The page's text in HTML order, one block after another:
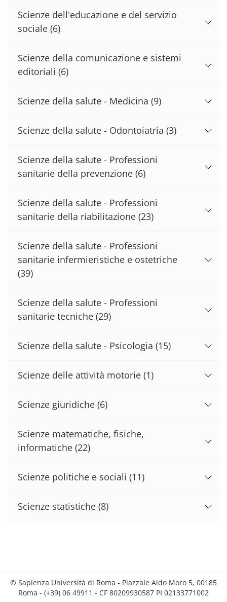
Scienze dell'educazione e del servizio
sociale (6)
Scienze della comunicazione e sistemi
editoriali (6)
Scienze della salute - Medicina (9)
Scienze della salute - Odontoiatria (3)
Scienze della salute - Professioni
sanitarie della prevenzione (6)
Scienze della salute - Professioni
sanitarie della riabilitazione (23)
Scienze della salute - Professioni
sanitarie infermieristiche e ostetriche
(39)
Scienze della salute - Professioni
sanitarie tecniche (29)
Scienze della salute - Psicologia (15)
Scienze delle attività motorie (1)
Scienze giuridiche (6)
Scienze matematiche, fisiche,
informatiche (22)
Scienze politiche e sociali (11)
Scienze statistiche (8)
© Sapienza Università di Roma - Piazzale Aldo Moro 5, 00185
Roma - (+39) 06 49911 - CF 80209930587 PI 02133771002